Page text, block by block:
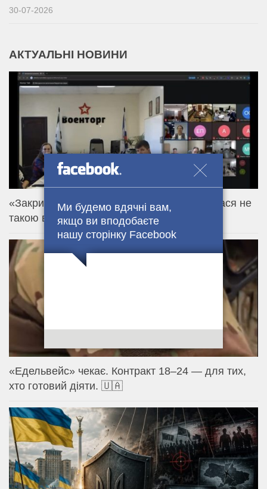
Ми будемо вдячні вам,
якщо ви вподобаєте
нашу сторінку Facebook
30-07-2026
АКТУАЛЬНІ НОВИНИ
«Закрита» нарада Міноборони рф виявилася не
такою вже закритою
«Едельвейс» чекає. Контракт 18–24 — для тих,
хто готовий діяти. 🇺🇦